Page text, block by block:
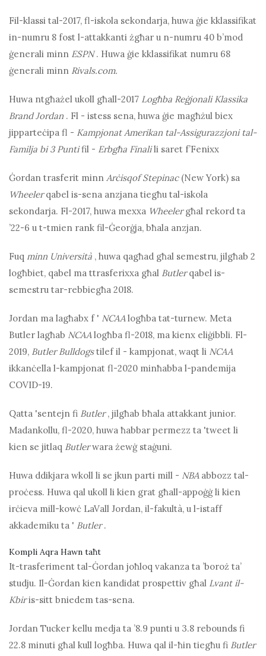
Fil-klassi tal-2017, fl-iskola sekondarja, huwa ġie kklassifikat
in-numru 8 fost l-attakkanti żgħar u n-numru 40 b’mod
ġenerali minn ESPN. Huwa ġie kklassifikat numru 68
ġenerali minn Rivals.com.
Huwa ntgħażel ukoll għall-2017 Logħba Reġjonali Klassika
Brand Jordan . Fl - istess sena, huwa ġie magħżul biex
jipparteċipa fl - Kampjonat Amerikan tal-Assigurazzjoni tal-
Familja bi 3 Puntifil - Erbgħa Finalili saret f’Fenixx
Ġordan trasferit minn Arċisqof Stepinac(New York) sa
Wheelerqabel is-sena anzjana tiegħu tal-iskola
sekondarja. Fl-2017, huwa mexxa Wheelergħal rekord ta
’22-6 u t-tmien rank fil-Ġeorġja, bħala anzjan.
Fuq minn Università , huwa qagħad għal semestru, jilgħab 2
logħbiet, qabel ma ttrasferixxa għal Butlerqabel is-
semestru tar-rebbiegħa 2018.
Jordan ma lagħabx f ' NCAAlogħba tat-turnew. Meta
Butler lagħab NCAAlogħba fl-2018, ma kienx eliġibbli. Fl-
2019, Butler Bulldogstilef il - kampjonat, waqt li NCAA
ikkanċella l-kampjonat fl-2020 minħabba l-pandemija
COVID-19.
Qatta 'sentejn fi Butler, jilgħab bħala attakkant junior.
Madankollu, fl-2020, huwa ħabbar permezz ta 'tweet li
kien se jitlaq Butlerwara żewġ staġuni.
Huwa ddikjara wkoll li se jkun parti mill - NBAabbozz tal-
proċess. Huwa qal ukoll li kien grat għall-appoġġ li kien
irċieva mill-kowċ LaVall Jordan, il-fakultà, u l-istaff
akkademiku ta ' Butler.
Kompli Aqra Hawn taħt
It-trasferiment tal-Ġordan joħloq vakanza ta ’boroż ta’
studju. Il-Ġordan kien kandidat prospettiv għal Lvant il-
Kbiris-sitt bniedem tas-sena.
Jordan Tucker kellu medja ta ’8.9 punti u 3.8 rebounds fi
22.8 minuti għal kull logħba. Huwa qal il-ħin tiegħu fi Butler